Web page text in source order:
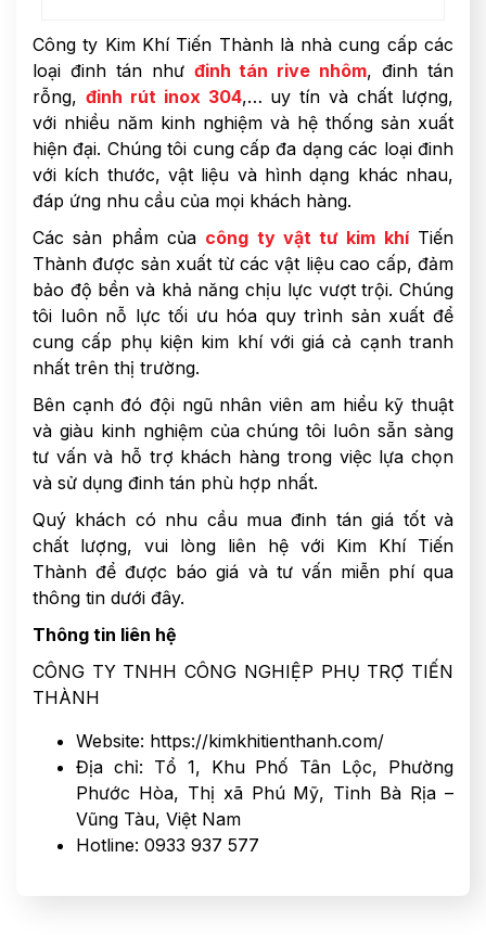
Công ty Kim Khí Tiến Thành là nhà cung cấp các
loại đinh tán như đinh tán rive nhôm, đinh tán
rỗng, đinh rút inox 304,… uy tín và chất lượng,
với nhiều năm kinh nghiệm và hệ thống sản xuất
hiện đại. Chúng tôi cung cấp đa dạng các loại đinh
với kích thước, vật liệu và hình dạng khác nhau,
đáp ứng nhu cầu của mọi khách hàng.
Các sản phẩm của công ty vật tư kim khíTiến
Thành được sản xuất từ các vật liệu cao cấp, đảm
bảo độ bền và khả năng chịu lực vượt trội. Chúng
tôi luôn nỗ lực tối ưu hóa quy trình sản xuất để
cung cấp phụ kiện kim khí với giá cả cạnh tranh
nhất trên thị trường.
Bên cạnh đó đội ngũ nhân viên am hiểu kỹ thuật
và giàu kinh nghiệm của chúng tôi luôn sẵn sàng
tư vấn và hỗ trợ khách hàng trong việc lựa chọn
và sử dụng đinh tán phù hợp nhất.
Quý khách có nhu cầu mua đinh tán giá tốt và
chất lượng, vui lòng liên hệ với Kim Khí Tiến
Thành để được báo giá và tư vấn miễn phí qua
thông tin dưới đây.
Thông tin liên hệ
CÔNG TY TNHH CÔNG NGHIỆP PHỤ TRỢ TIẾN
THÀNH
Website: https://kimkhitienthanh.com/
Địa chỉ: Tổ 1, Khu Phố Tân Lộc, Phường
Phước Hòa, Thị xã Phú Mỹ, Tỉnh Bà Rịa –
Vũng Tàu, Việt Nam
Hotline: 0933 937 577